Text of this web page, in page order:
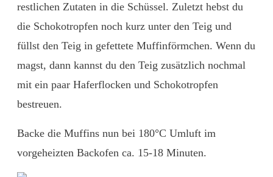
restlichen Zutaten in die Schüssel. Zuletzt hebst du
die Schokotropfen noch kurz unter den Teig und
füllst den Teig in gefettete Muffinförmchen. Wenn du
magst, dann kannst du den Teig zusätzlich nochmal
mit ein paar Haferflocken und Schokotropfen
bestreuen.
Backe die Muffins nun bei 180°C Umluft im
vorgeheizten Backofen ca. 15-18 Minuten.